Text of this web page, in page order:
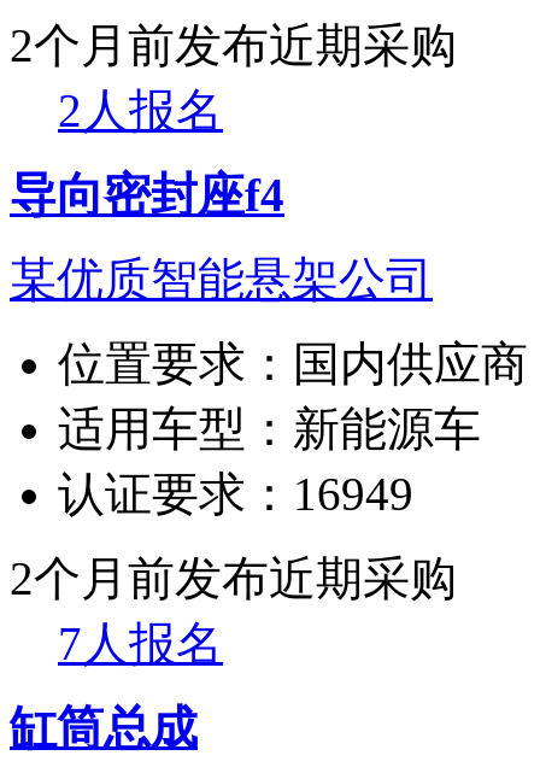
2个月前发布近期采购
2人报名
导向密封座f4
某优质智能悬架公司
位置要求： 国内供应商
适用车型： 新能源车
认证要求： 16949
2个月前发布近期采购
7人报名
缸筒总成